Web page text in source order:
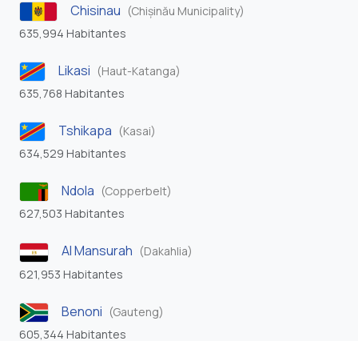
Chisinau (Chișinău Municipality)
635,994 Habitantes
Likasi (Haut-Katanga)
635,768 Habitantes
Tshikapa (Kasai)
634,529 Habitantes
Ndola (Copperbelt)
627,503 Habitantes
Al Mansurah (Dakahlia)
621,953 Habitantes
Benoni (Gauteng)
605,344 Habitantes